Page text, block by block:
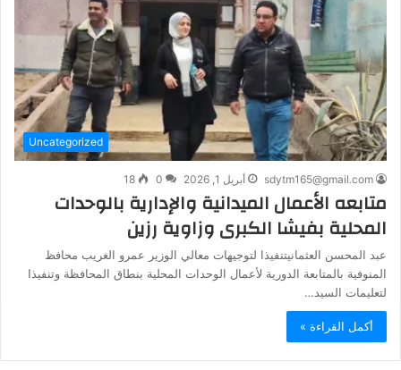
Uncategorized
sdytm165@gmail.com أبريل 1, 2026 0
18
متابعه الأعمال الميدانية والإدارية بالوحدات
المحلية بفيشا الكبرى وزاوية رزين
عبد المحسن العثمانيتنفيذا لتوجيهات معالي الوزير عمرو الغريب محافظ
المنوفية بالمتابعة الدورية لأعمال الوحدات المحلية بنطاق المحافظة وتنفيذا
لتعليمات السيد…
أكمل القراءة »